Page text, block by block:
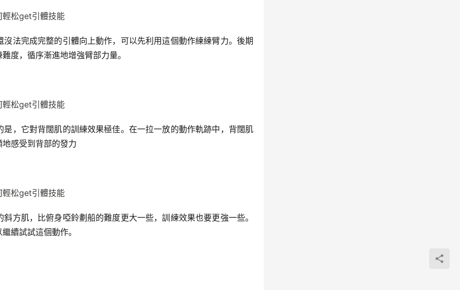
法完成完整的引體向上動作，可以先利用這個動作練練臂力。後期
度，循序漸進地增強臂部力量。
，它對背闊肌的訓練效果極佳。在一拉一放的動作軌跡中，背闊肌
感受到背部的發力
方肌，比俯身啞鈴劃船的難度更大一些，訓練效果也要更強一些。
續試試這個動作。